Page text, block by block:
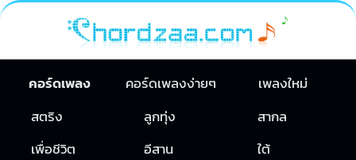
คอร์ดเพลง คอร์ดเพลงง่ายๆ
เพลงใหม่
สตริง
ลูกทุ่ง
สากล
เพื่อชีวิต
อีสาน
ใต้